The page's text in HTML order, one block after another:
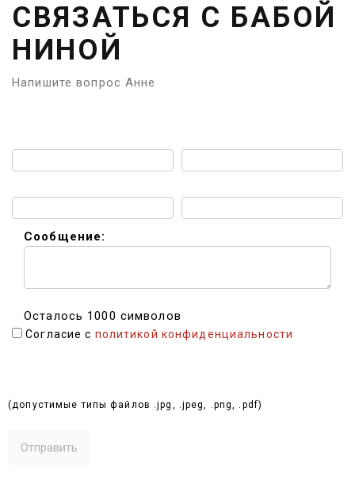
СВЯЗАТЬСЯ С БАБОЙ
НИНОЙ
Напишите вопрос Анне
Сообщение:
Осталось 1000 символов
Согласие с политикой конфиденциальности
(допустимые типы файлов .jpg, .jpeg, .png, .pdf)